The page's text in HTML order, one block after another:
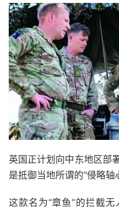
英国正计划向中东地区部
是抵御当地所谓的“侵略轴
这款名为“章鱼”的拦截